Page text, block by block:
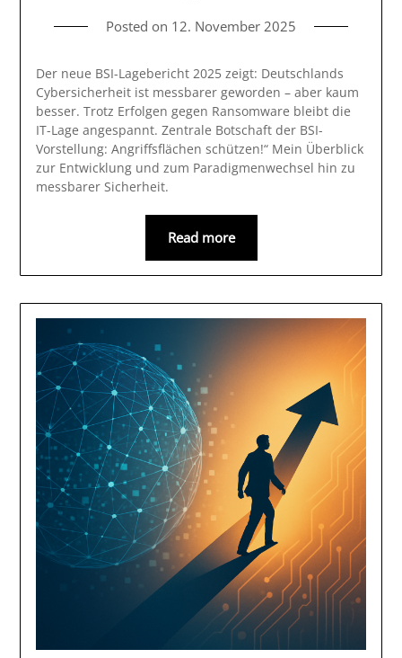
Posted on 12. November 2025
Der neue BSI-Lagebericht 2025 zeigt: Deutschlands
Cybersicherheit ist messbarer geworden – aber kaum
besser. Trotz Erfolgen gegen Ransomware bleibt die
IT-Lage angespannt. Zentrale Botschaft der BSI-
Vorstellung: Angriffsflächen schützen!“ Mein Überblick
zur Entwicklung und zum Paradigmenwechsel hin zu
messbarer Sicherheit.
Read more